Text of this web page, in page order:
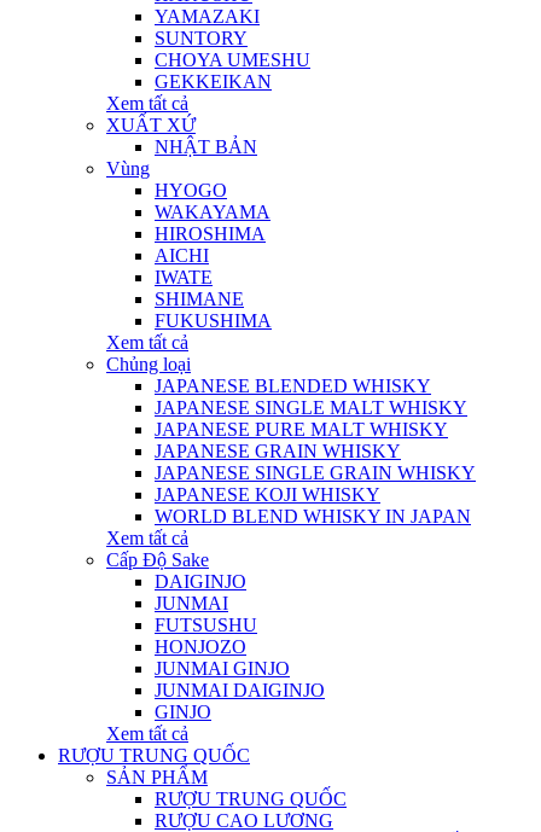
YAMAZAKI
SUNTORY
CHOYA UMESHU
GEKKEIKAN
Xem tất cả
XUẤT XỨ
NHẬT BẢN
Vùng
HYOGO
WAKAYAMA
HIROSHIMA
AICHI
IWATE
SHIMANE
FUKUSHIMA
Xem tất cả
Chủng loại
JAPANESE BLENDED WHISKY
JAPANESE SINGLE MALT WHISKY
JAPANESE PURE MALT WHISKY
JAPANESE GRAIN WHISKY
JAPANESE SINGLE GRAIN WHISKY
JAPANESE KOJI WHISKY
WORLD BLEND WHISKY IN JAPAN
Xem tất cả
Cấp Độ Sake
DAIGINJO
JUNMAI
FUTSUSHU
HONJOZO
JUNMAI GINJO
JUNMAI DAIGINJO
GINJO
Xem tất cả
RƯỢU TRUNG QUỐC
SẢN PHẨM
RƯỢU TRUNG QUỐC
RƯỢU CAO LƯƠNG